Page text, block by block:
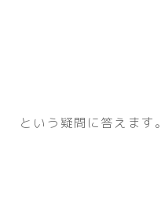
という疑問に答えます。